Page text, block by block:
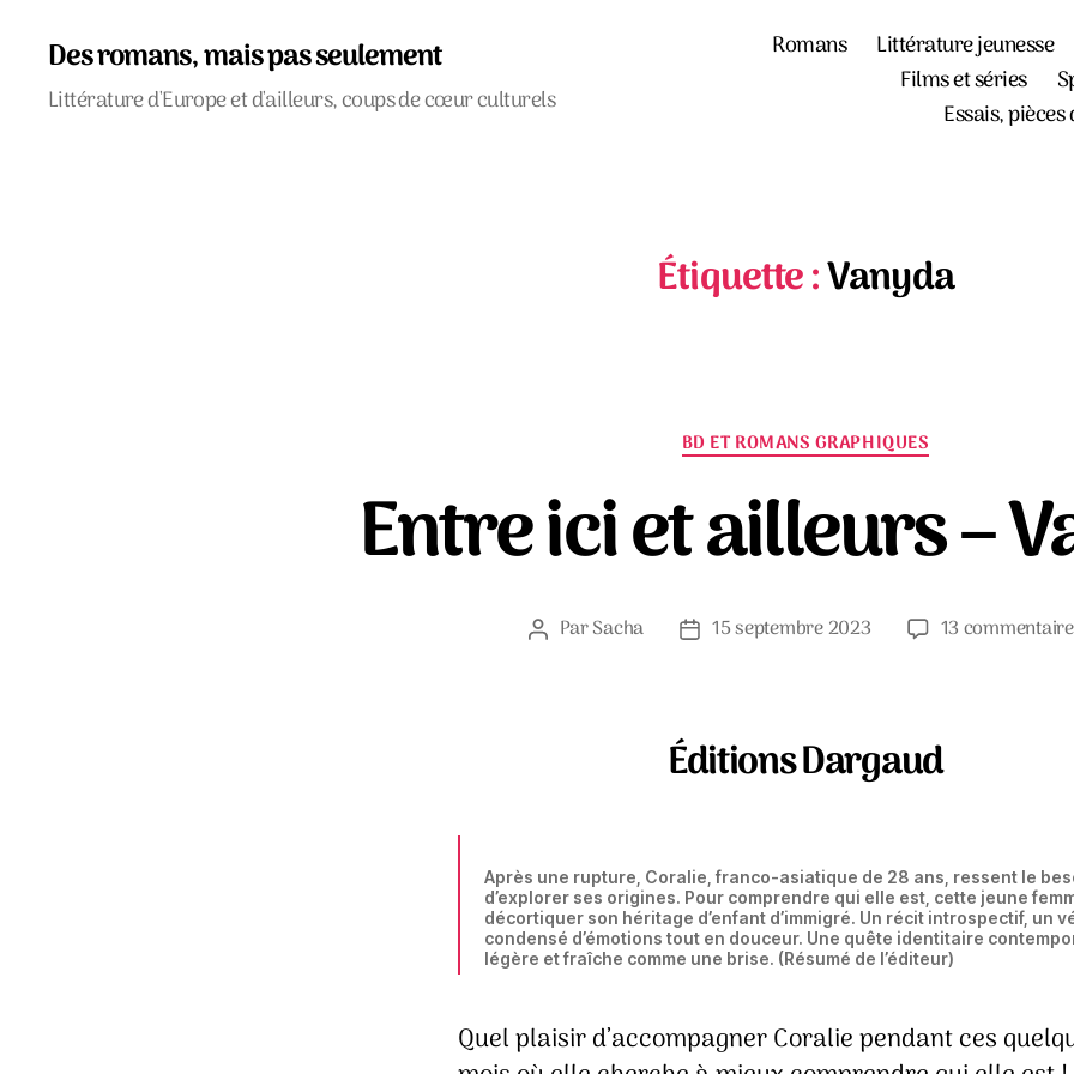
Des romans, mais pas seulement
Littérature d'Europe et d'ailleurs, coups de cœur culturels
Romans Littérature jeunesse
Films et séries
Essais,
Étiquette :Vanyda
Catégories
BD ET ROMANS GRAPHIQUES
Entre ici et ailleurs –
Auteur
ParSacha
Date15 septembre 2023 13
Éditions Dargaud
Après une rupture, Coralie, franco-asiatique de 28 ans, ressent le
d’explorer ses origines. Pour comprendre qui elle est, cette jeune
décortiquer son héritage d’enfant d’immigré. Un récit introspectif, un
condensé d’émotions tout en douceur. Une quête identitaire
légère et fraîche comme une brise. (Résumé de l’éditeur)
Quel plaisir d’accompagner Coralie pendant ces